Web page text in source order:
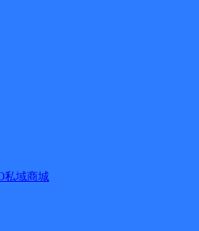
私域商城